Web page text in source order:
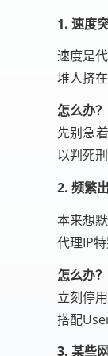
1. 速度
速度是
堆人挤
怎么办？
先别急
以判死
2. 频繁
本来想
代理IP
怎么办？
立刻停
搭配
3. 某些